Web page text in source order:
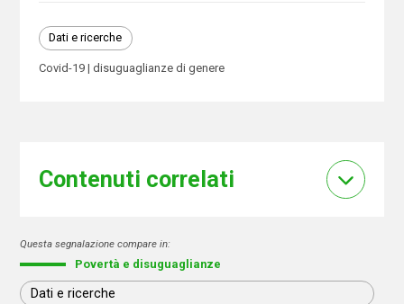
Dati e ricerche
Covid-19 disuguaglianze di genere
Contenuti correlati
Questa segnalazione compare in:
Povertà e disuguaglianze
Dati e ricerche